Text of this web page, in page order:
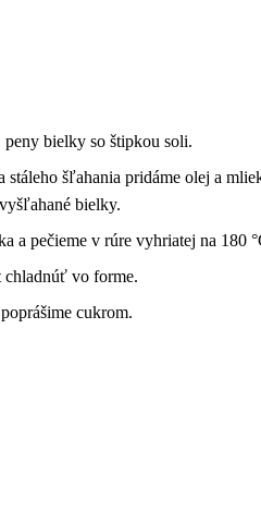
bielky so štipkou soli.
šľahania pridáme olej a
bielky.
a pečieme v rúre vyhriatej na 180
chladnúť vo forme.
cukrom.